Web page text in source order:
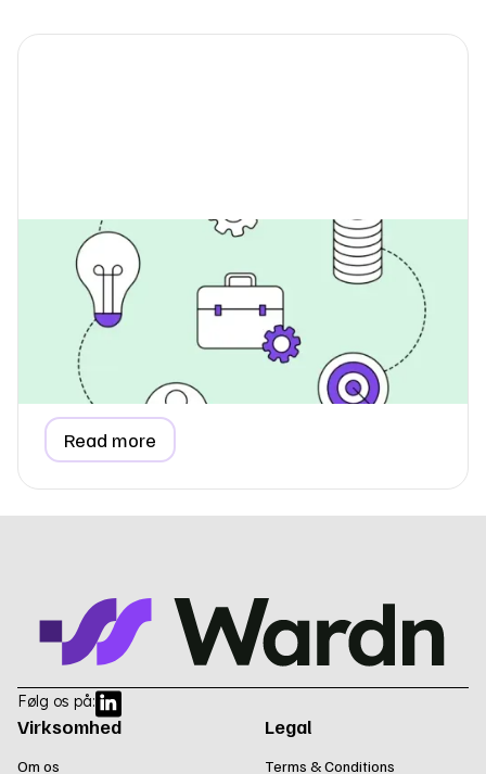
Hvordan rapporterer jeg
forbrugsdata, når jeg lejer
kontorplads?
Lær, hvordan du rapporterer forbrugsdata for et lejet
kontor, kontorhotel eller coworking space i din ESG-
rapport, herunder metoder til forholdsmæssig fordeling
og fakturabaserede estimater.
Read more
Følg os på:
Virksomhed
Om os
Legal
Terms & Conditions